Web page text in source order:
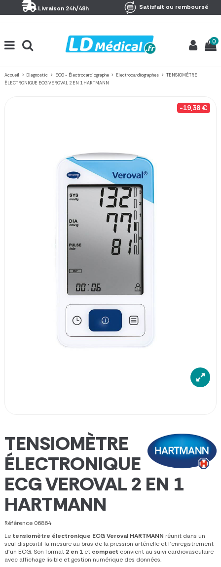
Livraison 24h/48h Satisfait ou remboursé
0
Accueil Diagnostic ECG - Électrocardiographe Electrocardiographes
TENSIOMÈTRE
ÉLECTRONIQUE ECG VEROVAL 2 EN 1 HARTMANN
-19,38 €
TENSIOMÈTRE
ÉLECTRONIQUE
ECG VEROVAL 2 EN 1
HARTMANN
Référence 06864
Le tensiomètre électronique ECG Veroval HARTMANN réunit dans un
seul dispositif la mesure au bras de la pression artérielle et l’enregistrement
d’un ECG. Son format 2 en 1 et compact convient au suivi cardiovasculaire
avec affichage lisible et gestion numérique des données.
Panneau de gestion des cookies